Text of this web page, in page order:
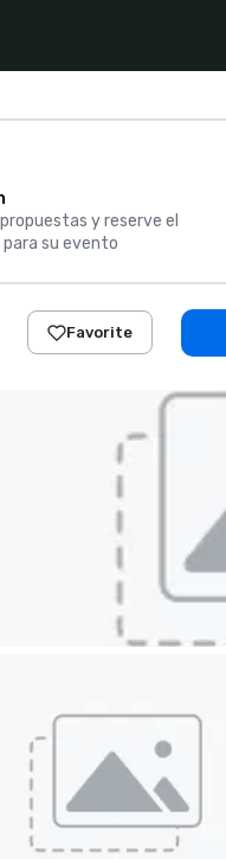
y reserve el
para su evento
Favorite